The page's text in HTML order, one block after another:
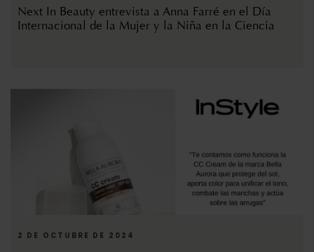
Next In Beauty entrevista a Anna Farré en el Día
Internacional de la Mujer y la Niña en la Ciencia
2 DE OCTUBRE DE 2024